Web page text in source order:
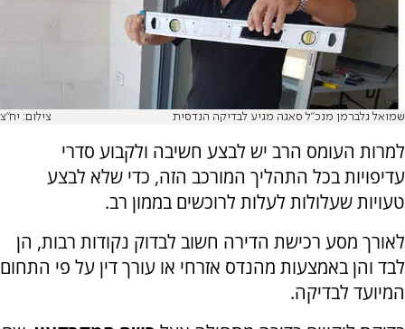
שמואל גלברמן מנכ"ל סאגה מגיע לבדיקה הנדסית צילום: יח"צ
למרות העומס הרב יש לבצע חשיבה ולקבוע סדרי
עדיפויות בכל התהליך המורכב הזה, כדי שלא לבצע
טעויות שעלולות לעלות לרוכשים בממון רב.
לאורך מסע רכישת הדירה חשוב לבדוק נקודות רבות, הן
לבד והן באמצעות מהנדס אזרחי או עורך דין על פי התחום
המיועד לבדיקה.